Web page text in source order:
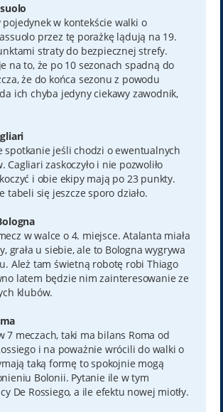
pojedynek w kontekście walki o
przez tę porażkę lądują na 19.
straty do bezpiecznej strefy.
na to, że po 10 sezonach spadną do
że do końca sezonu z powodu
ich chyba jedyny ciekawy zawodnik,
spotkanie jeśli chodzi o ewentualnych
Cagliari zaskoczyło i nie pozwoliło
i obie ekipy mają po 23 punkty.
tabeli się jeszcze sporo działo.
w walce o 4. miejsce. Atalanta miała
grała u siebie, ale to Bologna wygrywa
Ależ tam świetną robotę robi Thiago
latem będzie nim zainteresowanie ze
klubów.
7 meczach, taki ma bilans Roma od
i na poważnie wrócili do walki o
taką formę to spokojnie mogą
Bolonii. Pytanie ile w tym
De Rossiego, a ile efektu nowej miotły.